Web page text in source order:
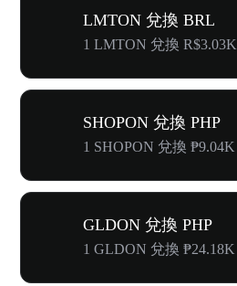
LMTON 兌換 BRL
1 LMTON 兌換 R$3.03K
SHOPON 兌換 PHP
1 SHOPON 兌換 ₱9.04K
GLDON 兌換 PHP
1 GLDON 兌換 ₱24.18K